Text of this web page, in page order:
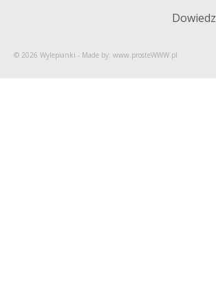
© 2026 Wylepianki - Made by: www.prosteWWW.pl